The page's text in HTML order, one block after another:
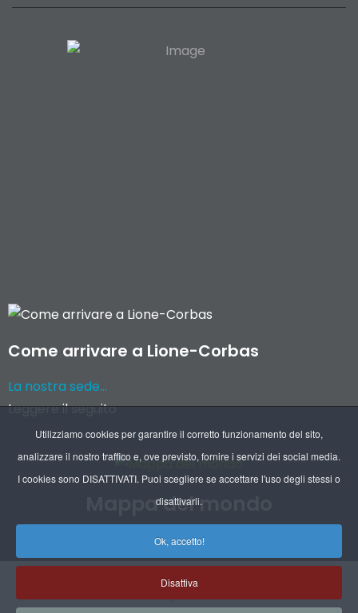
Utilizziamo cookies per garantire il corretto funzionamento del sito,
analizzare il nostro traffico e, ove previsto, fornire i servizi dei social media.
I cookies sono DISATTIVATI. Puoi scegliere se accettare l'uso degli stessi o
disattivarli.
Ok, accetto!
Disattiva
Come arrivare a Lione-Corbas
La nostra sede...
Leggere il seguito
Mappa del mondo
Recapiti delle nostre filiali e dei nostri agenti